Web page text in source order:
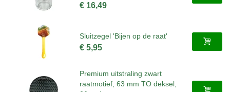
€ 16,49
Sluitzegel 'Bijen op de raat'
€ 5,95
Premium uitstraling zwart
raatmotief, 63 mm TO deksel,